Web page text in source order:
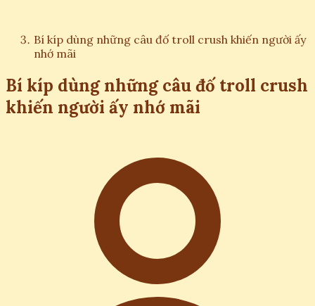
Bí kíp dùng những câu đố troll crush khiến người ấy
nhớ mãi
Bí kíp dùng những câu đố troll crush
khiến người ấy nhớ mãi